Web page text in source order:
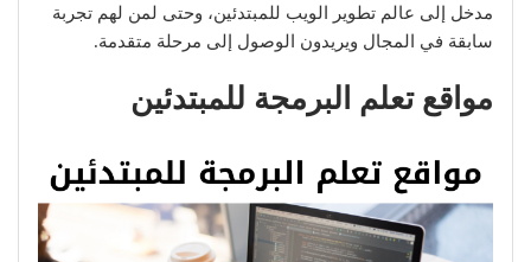
مدخل إلى عالم تطوير الويب للمبتدئين، وحتى لمن لهم تجربة
سابقة في المجال ويريدون الوصول إلى مرحلة متقدمة.
مواقع تعلم البرمجة للمبتدئين